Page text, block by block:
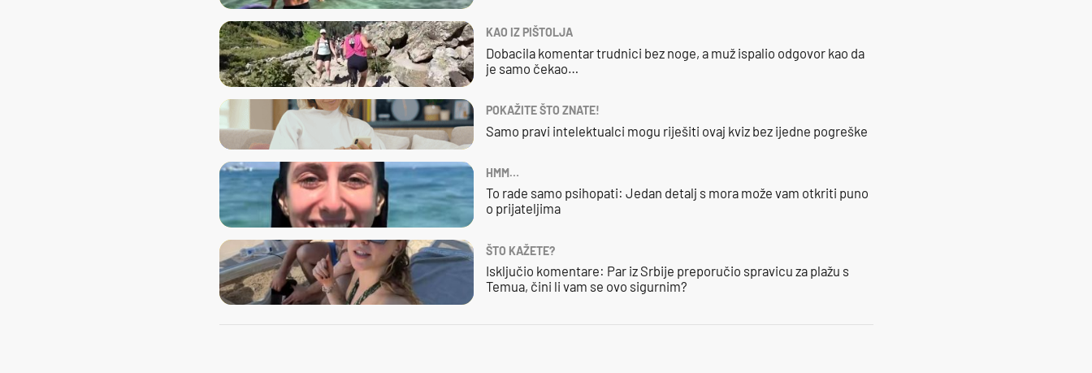
KAO IZ PIŠTOLJA
Dobacila komentar trudnici bez noge, a muž ispalio odgovor kao da
je samo čekao…
POKAŽITE ŠTO ZNATE!
Samo pravi intelektualci mogu riješiti ovaj kviz bez ijedne pogreške
HMM…
To rade samo psihopati: Jedan detalj s mora može vam otkriti puno
o prijateljima
ŠTO KAŽETE?
Isključio komentare: Par iz Srbije preporučio spravicu za plažu s
Temua, čini li vam se ovo sigurnim?